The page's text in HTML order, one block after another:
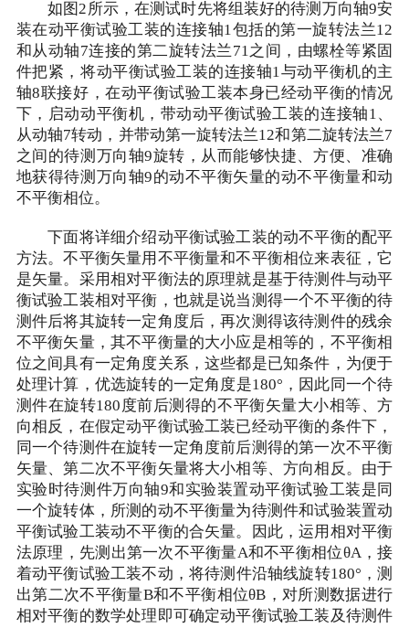
如图2所示，在测试时先将组装好的待测万向轴9安
装在动平衡试验工装的连接轴1包括的第一旋转法兰12
和从动轴7连接的第二旋转法兰71之间，由螺栓等紧固
件把紧，将动平衡试验工装的连接轴1与动平衡机的主
轴8联接好，在动平衡试验工装本身已经动平衡的情况
下，启动动平衡机，带动动平衡试验工装的连接轴1、
从动轴7转动，并带动第一旋转法兰12和第二旋转法兰7
之间的待测万向轴9旋转，从而能够快捷、方便、准确
地获得待测万向轴9的动不平衡矢量的动不平衡量和动
不平衡相位。
下面将详细介绍动平衡试验工装的动不平衡的配平
方法。不平衡矢量用不平衡量和不平衡相位来表征，它
是矢量。采用相对平衡法的原理就是基于待测件与动平
衡试验工装相对平衡，也就是说当测得一个不平衡的待
测件后将其旋转一定角度后，再次测得该待测件的残余
不平衡矢量，其不平衡量的大小应是相等的，不平衡相
位之间具有一定角度关系，这些都是已知条件，为便于
处理计算，优选旋转的一定角度是180°，因此同一个待
测件在旋转180度前后测得的不平衡矢量大小相等、方
向相反，在假定动平衡试验工装已经动平衡的条件下，
同一个待测件在旋转一定角度前后测得的第一次不平衡
矢量、第二次不平衡矢量将大小相等、方向相反。由于
实验时待测件万向轴9和实验装置动平衡试验工装是同
一个旋转体，所测的动不平衡量为待测件和试验装置动
平衡试验工装动不平衡的合矢量。因此，运用相对平衡
法原理，先测出第一次不平衡量A和不平衡相位θA，接
着动平衡试验工装不动，将待测件沿轴线旋转180°，测
出第二次不平衡量B和不平衡相位θB，对所测数据进行
相对平衡的数学处理即可确定动平衡试验工装及待测件